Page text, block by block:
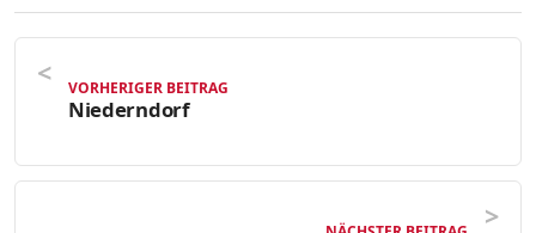
VORHERIGER BEITRAG
Niederndorf